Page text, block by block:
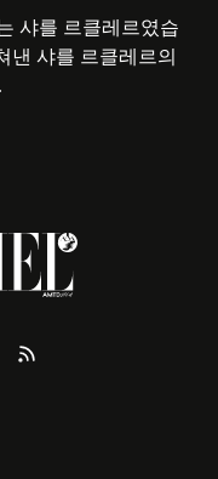
샤를 르클레르였습
낸 샤를 르클레르의